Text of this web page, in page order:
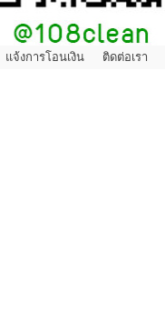
แจ้งการโอนเงิน ติดต่อเรา